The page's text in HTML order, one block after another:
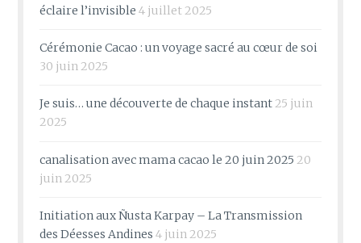
éclaire l’invisible 4 juillet 2025
Cérémonie Cacao : un voyage sacré au cœur de soi
30 juin 2025
Je suis… une découverte de chaque instant 25 juin
2025
canalisation avec mama cacao le 20 juin 2025 20
juin 2025
Initiation aux Ñusta Karpay – La Transmission
des Déesses Andines 4 juin 2025